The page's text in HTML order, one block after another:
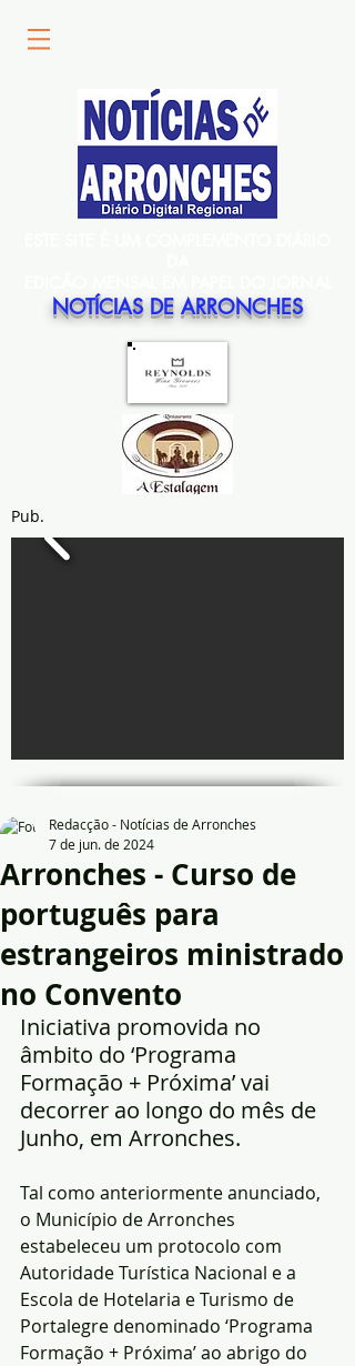
NOTÍCIAS DE ARRONCHES
Pub.
Arronches - Curso de
português para
estrangeiros ministrado
no Convento
Redacção - Notícias de Arronches
7 de jun. de 2024
Iniciativa promovida no
âmbito do ‘Programa
Formação + Próxima’ vai
decorrer ao longo do mês de
Junho, em Arronches.
Tal como anteriormente anunciado,
o Município de Arronches
estabeleceu um protocolo com
Autoridade Turística Nacional e a
Escola de Hotelaria e Turismo de
Portalegre denominado ‘Programa
Formação + Próxima’ ao abrigo do